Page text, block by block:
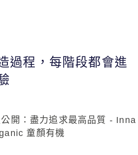
過程，每階段都會進